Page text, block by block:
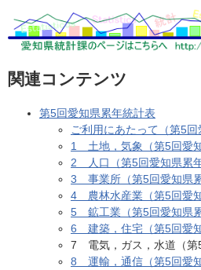
関連コンテンツ
第5回愛知県累年統計表
ご利用にあたって（第5回
1 土地，気象（第5回愛
2 人口（第5回愛知県累年
3 事業所（第5回愛知県累
4 農林水産業（第5回愛知
5 鉱工業（第5回愛知県累
6 建築，住宅（第5回愛知
7 電気，ガス，水道（第
8 運輸，通信（第5回愛知